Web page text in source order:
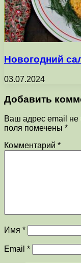
Новогодний
03.07.2024
Добавить
Ваш адрес email не
поля помечены *
Комментарий *
Имя *
Email *